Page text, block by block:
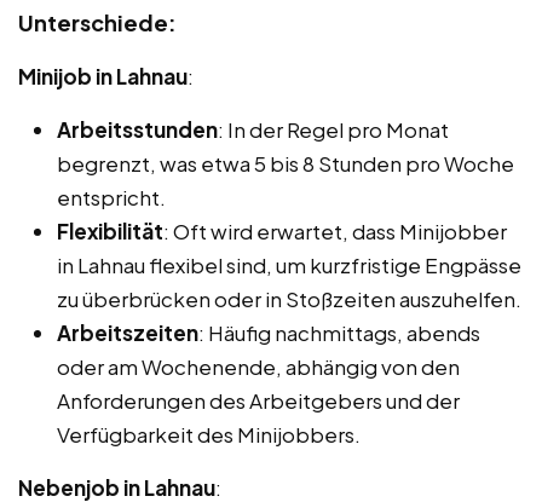
Unterschiede:
Minijob in Lahnau:
Arbeitsstunden: In der Regel pro Monat
begrenzt, was etwa 5 bis 8 Stunden pro Woche
entspricht.
Flexibilität: Oft wird erwartet, dass Minijobber
in Lahnau flexibel sind, um kurzfristige Engpässe
zu überbrücken oder in Stoßzeiten auszuhelfen.
Arbeitszeiten: Häufig nachmittags, abends
oder am Wochenende, abhängig von den
Anforderungen des Arbeitgebers und der
Verfügbarkeit des Minijobbers.
Nebenjob in Lahnau: